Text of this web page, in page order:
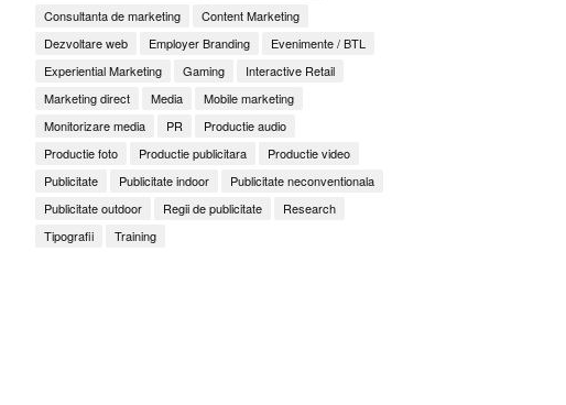
Consultanta de marketing
Content Marketing
Dezvoltare web
Employer Branding
Evenimente / BTL
Experiential Marketing
Gaming
Interactive Retail
Marketing direct
Media
Mobile marketing
Monitorizare media
PR
Productie audio
Productie foto
Productie publicitara
Productie video
Publicitate
Publicitate indoor
Publicitate neconventionala
Publicitate outdoor
Regii de publicitate
Research
Tipografii
Training